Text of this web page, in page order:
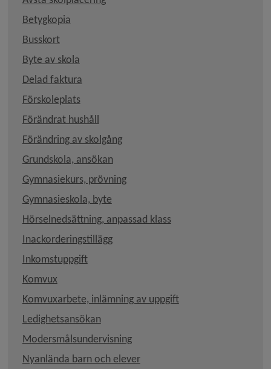
BetygkopiaÖppnas i nytt fönster.
Busskort
Byte av skola
Delad faktura
FörskoleplatsLänk till annan webbplats, öppnas i nytt
Förändrat hushållÖppnas i nytt fönster.
Förändring av skolgång
Grundskola, ansökan
Gymnasiekurs, prövningLänk till annan webbplats,
Gymnasieskola, byte
Hörselnedsättning, anpassad klass
Inackorderingstillägg
InkomstuppgiftLänk till annan webbplats, öppnas i nytt
Komvux
Komvuxarbete, inlämning av uppgiftLänk till annan
Ledighetsansökan
Modersmålsundervisning
Nyanlända barn och elever